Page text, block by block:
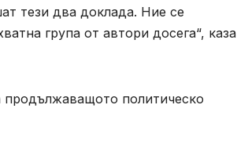
тези два доклада. Ние се
група от автори досега“, каза
политическо